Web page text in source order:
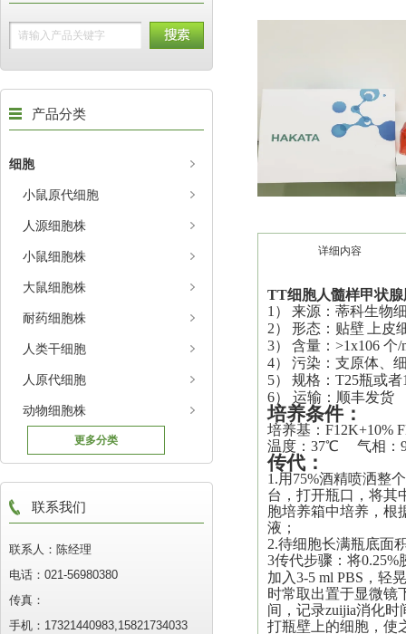
产品分类
细胞
小鼠原代细胞
人源细胞株
小鼠细胞株
大鼠细胞株
耐药细胞株
人类干细胞
人原代细胞
动物细胞株
更多分类
联系我们
联系人：陈经理
电话：021-56980380
传真：
手机：17321440983,15821734033
详细内容
TT细胞人髓样甲状
1）
来源：蒂科生物
2）
形态： 贴壁
上
3）
含量：>1x106 个/
4）
污染：支原体、
5）
规格：T25瓶或
6） 运输：顺丰发货
培养条件：
培养基： F12K+10%
温度：37℃ 气相：
传代 ：
1.用75%酒精喷洒整
台，打开瓶口，将其
胞培养箱中培养，根
液 ；
2.待细胞长满瓶底面
3传代步骤：将0.25%
加入3-5 ml PBS，轻
时常取出置于显微镜
间，记录zuijia消化时
打瓶壁上的细胞，使